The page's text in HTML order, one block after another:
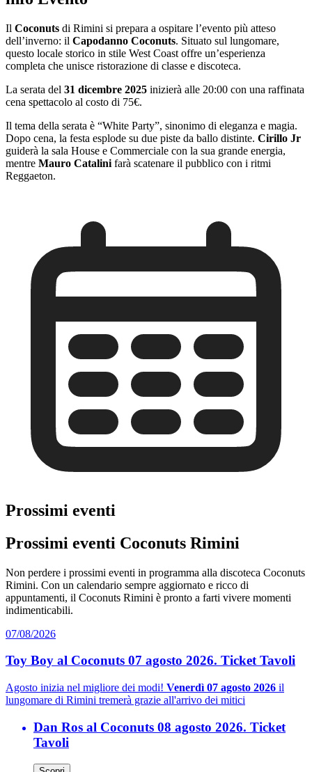
Il Coconuts di Rimini si prepara a ospitare l’evento più atteso
dell’inverno: il Capodanno Coconuts. Situato sul lungomare,
questo locale storico in stile West Coast offre un’esperienza
completa che unisce ristorazione di classe e discoteca.
La serata del 31 dicembre 2025 inizierà alle 20:00 con una raffinata
cena spettacolo al costo di 75€.
Il tema della serata è “White Party”, sinonimo di eleganza e magia.
Dopo cena, la festa esplode su due piste da ballo distinte. Cirillo Jr
guiderà la sala House e Commerciale con la sua grande energia,
mentre Mauro Catalini farà scatenare il pubblico con i ritmi
Reggaeton.
Prossimi eventi
Prossimi eventi Coconuts Rimini
Non perdere i prossimi eventi in programma alla discoteca Coconuts
Rimini. Con un calendario sempre aggiornato e ricco di
appuntamenti, il Coconuts Rimini è pronto a farti vivere momenti
indimenticabili.
07/08/2026
Toy Boy al Coconuts 07 agosto 2026. Ticket Tavoli
Agosto inizia nel migliore dei modi! Venerdì 07 agosto 2026 il
lungomare di Rimini tremerà grazie all'arrivo dei mitici
Dan Ros al Coconuts 08 agosto 2026. Ticket
Tavoli